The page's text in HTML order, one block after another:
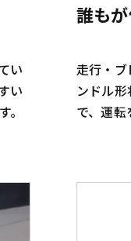
い
い
誰も
走行・
ンドル
で、運